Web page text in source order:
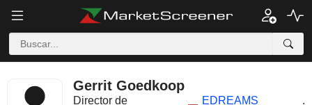
Gerrit Goedkoop
Director de
EDREAMS
.